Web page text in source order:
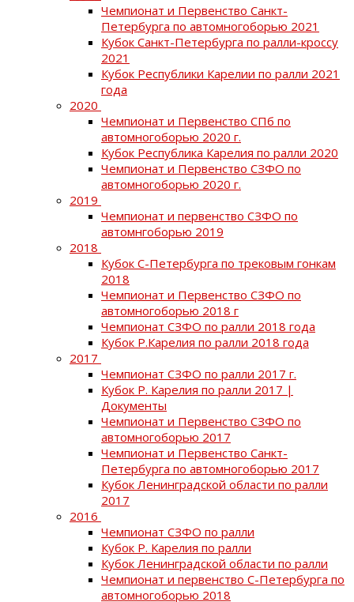
Чемпионат и Первенство Санкт-
Петербурга по автомногоборью 2021
Кубок Санкт-Петербурга по ралли-кроссу
2021
Кубок Республики Карелии по ралли 2021
года
2020
Чемпионат и Первенство СПб по
автомногоборью 2020 г.
Кубок Республика Карелия по ралли 2020
Чемпионат и Первенство СЗФО по
автомногоборью 2020 г.
2019
Чемпионат и первенство СЗФО по
автомнгоборью 2019
2018
Кубок С-Петербурга по трековым гонкам
2018
Чемпионат и Первенство СЗФО по
автомногоборью 2018 г
Чемпионат СЗФО по ралли 2018 года
Кубок Р.Карелия по ралли 2018 года
2017
Чемпионат СЗФО по ралли 2017 г.
Кубок Р. Карелия по ралли 2017 |
Документы
Чемпионат и Первенство СЗФО по
автомногоборью 2017
Чемпионат и Первенство Санкт-
Петербурга по автомногоборью 2017
Кубок Ленинградской области по ралли
2017
2016
Чемпионат СЗФО по ралли
Кубок Р. Карелия по ралли
Кубок Ленинградской области по ралли
Чемпионат и первенство С-Петербурга по
автомногоборью 2018